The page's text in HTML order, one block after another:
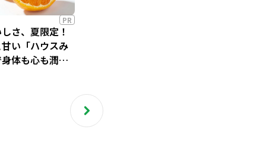
PR
さ、夏限定！
い「ハウスみ
体も心も潤う